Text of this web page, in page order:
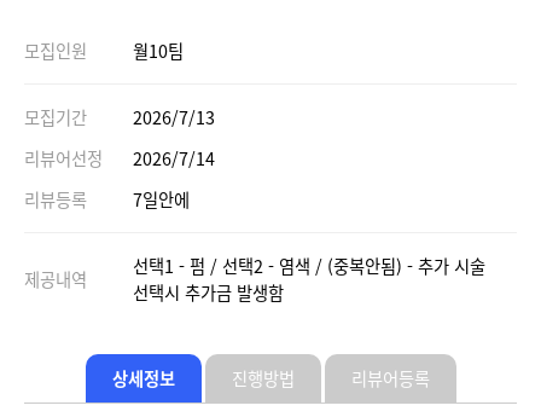
모집인원 월10팀
모집기간
2026/7/13
리뷰어선정
2026/7/14
리뷰등록
7일안에
제공내역
선택1 - 펌 / 선택2 - 염색 / (중복안됨) - 추가 시술
선택시 추가금 발생함
상세정보 진행방법 리뷰어등록